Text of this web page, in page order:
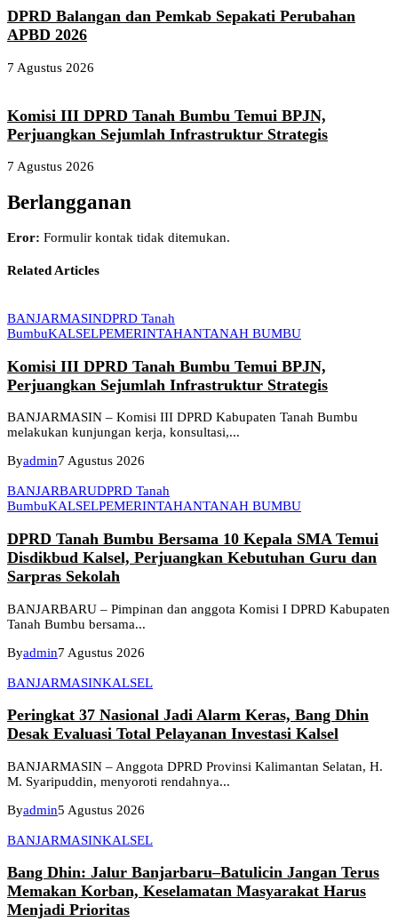
DPRD Balangan dan Pemkab Sepakati Perubahan
APBD 2026
7 Agustus 2026
Komisi III DPRD Tanah Bumbu Temui BPJN,
Perjuangkan Sejumlah Infrastruktur Strategis
7 Agustus 2026
Berlangganan
Eror: Formulir kontak tidak ditemukan.
Related Articles
BANJARMASINDPRD Tanah
BumbuKALSELPEMERINTAHANTANAH BUMBU
Komisi III DPRD Tanah Bumbu Temui BPJN,
Perjuangkan Sejumlah Infrastruktur Strategis
BANJARMASIN – Komisi III DPRD Kabupaten Tanah Bumbu
melakukan kunjungan kerja, konsultasi,...
Byadmin7 Agustus 2026
BANJARBARUDPRD Tanah
BumbuKALSELPEMERINTAHANTANAH BUMBU
DPRD Tanah Bumbu Bersama 10 Kepala SMA Temui
Disdikbud Kalsel, Perjuangkan Kebutuhan Guru dan
Sarpras Sekolah
BANJARBARU – Pimpinan dan anggota Komisi I DPRD Kabupaten
Tanah Bumbu bersama...
Byadmin7 Agustus 2026
BANJARMASINKALSEL
Peringkat 37 Nasional Jadi Alarm Keras, Bang Dhin
Desak Evaluasi Total Pelayanan Investasi Kalsel
BANJARMASIN – Anggota DPRD Provinsi Kalimantan Selatan, H.
M. Syaripuddin, menyoroti rendahnya...
Byadmin5 Agustus 2026
BANJARMASINKALSEL
Bang Dhin: Jalur Banjarbaru–Batulicin Jangan Terus
Memakan Korban, Keselamatan Masyarakat Harus
Menjadi Prioritas